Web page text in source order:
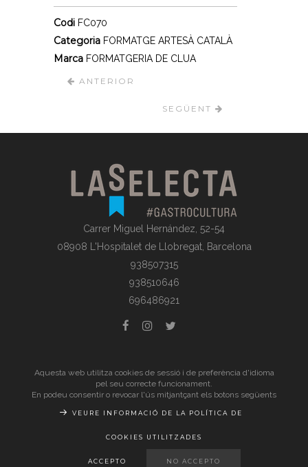
Codi FC070
Categoria FORMATGE ARTESÀ CATALÀ
Marca FORMATGERIA DE CLUA
ANTERIOR
SEGÜENT
Carrer Miguel Hernández, 52-54
08908 L'Hospitalet de Llobregat, Barcelona
938507315
938510646
696486921
© La Selecta Gastronomia |Avís Legal| Tots els drets
reservats
Aquesta web utilitza cookies de sessió i de preferència d'idioma
pel seu correcte funcionament.
En podeu consentir o revocar l'ús mitjantçant els botons següents
VEURE INFORMACIÓ DE LA POLÍTICA DE
COOKIES UTILITZADES
ACCEPTO NO ACCEPTO